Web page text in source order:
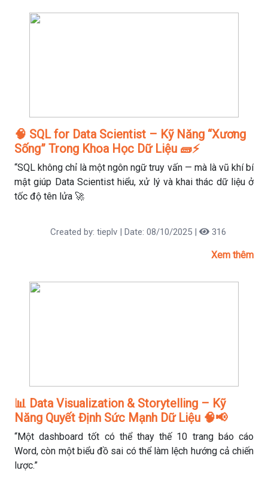
🧠 SQL for Data Scientist – Kỹ Năng “Xương
Sống” Trong Khoa Học Dữ Liệu 🧱⚡
“SQL không chỉ là một ngôn ngữ truy vấn — mà là vũ khí bí
mật giúp Data Scientist hiểu, xử lý và khai thác dữ liệu ở
tốc độ tên lửa 🚀
Created by: tieplv | Date: 08/10/2025 | 316
Xem thêm
📊 Data Visualization & Storytelling – Kỹ
Năng Quyết Định Sức Mạnh Dữ Liệu 🧠📢
“Một dashboard tốt có thể thay thế 10 trang báo cáo
Word, còn một biểu đồ sai có thể làm lệch hướng cả chiến
lược.”